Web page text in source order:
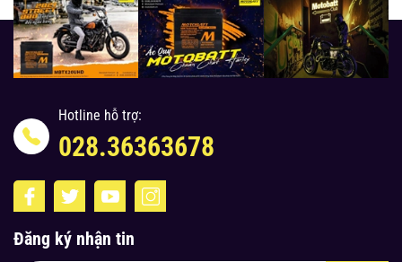
Hotline hỗ trợ:
028.36363678
Đăng ký nhận tin